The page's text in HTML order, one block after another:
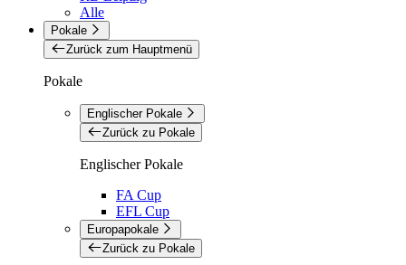
Alle
Pokale
Zurück zum Hauptmenü
Pokale
Englischer Pokale
Zurück zu Pokale
Englischer Pokale
FA Cup
EFL Cup
Europapokale
Zurück zu Pokale